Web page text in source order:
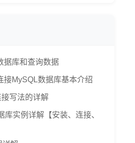
据库和查询数据
接MySQL数据库基本介绍
写法的详解
库实例详解【安装、连接、